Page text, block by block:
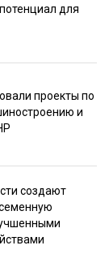
для
проекты по
и
создают